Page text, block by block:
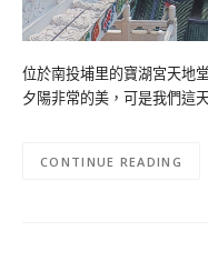
位於南投埔里的寶湖宮天地
夕陽非常的美，可是我們這
CONTINUE READING